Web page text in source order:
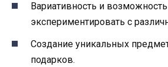
Вариативность и возможность
экспериментировать с
Создание уникальных
подарков.